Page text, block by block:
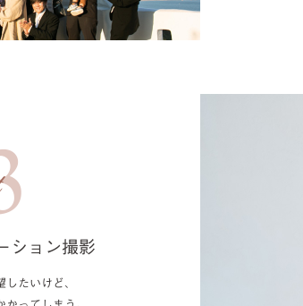
ション撮影
たいけど、